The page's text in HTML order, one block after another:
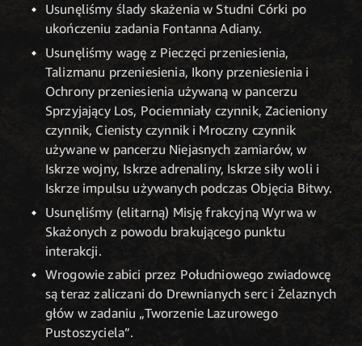
Usunęliśmy ślady skażenia w Studni Córki po
ukończeniu zadania Fontanna Adiany.
Usunęliśmy wagę z Pieczęci przeniesienia,
Talizmanu przeniesienia, Ikony przeniesienia i
Ochrony przeniesienia używaną w pancerzu
Sprzyjający Los, Pociemniały czynnik, Zacieniony
czynnik, Cienisty czynnik i Mroczny czynnik
używane w pancerzu Niejasnych zamiarów, w
Iskrze wojny, Iskrze adrenaliny, Iskrze siły woli i
Iskrze impulsu używanych podczas Objęcia Bitwy.
Usunęliśmy (elitarną) Misję frakcyjną Wyrwa w
Skażonych z powodu brakującego punktu
interakcji.
Wrogowie zabici przez Południowego zwiadowcę
są teraz zaliczani do Drewnianych serc i Żelaznych
głów w zadaniu „Tworzenie Lazurowego
Pustoszyciela”.